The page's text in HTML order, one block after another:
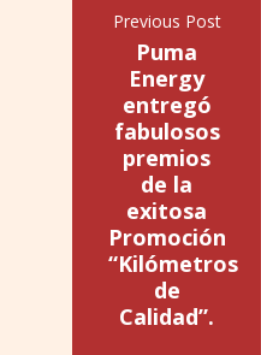
Previous Post
Puma
Energy
entregó
fabulosos
premios
de la
exitosa
Promoción
“Kilómetros
de
Calidad”.